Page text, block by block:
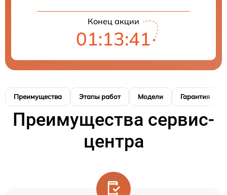
Конец акции
01:13:40
Преимущества Этапы работ Модели Гарантия
Преимущества сервис-
центра